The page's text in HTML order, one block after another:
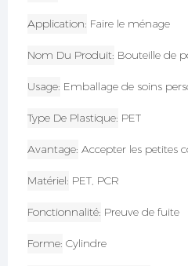
Application Faire le ménage
Nom Du Produit Bouteille de
Usage Emballage de soins
Type De Plastique PET
Avantage Accepter les petites
Matériel PET, PCR
Fonctionnalité Preuve de fuite
Forme Cylindre